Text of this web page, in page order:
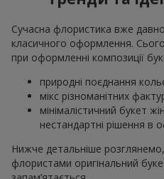
Сучасна флористика вже
класичного оформлення.
при оформленні композиції
природні поєднання
мікс різноманітних
мінімалістичний букет
нестандартні рішення в
Нижче детальніше
флористами оригінальний